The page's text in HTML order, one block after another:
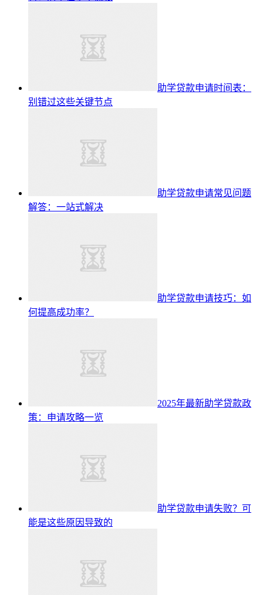
助学贷款申请时间表：
别错过这些关键节点
助学贷款申请常见问题
解答：一站式解决
助学贷款申请技巧：如
何提高成功率？
2025年最新助学贷款政
策：申请攻略一览
助学贷款申请失败？可
能是这些原因导致的